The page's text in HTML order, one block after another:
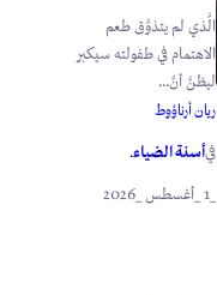
الَّذي لم يتذوَّق طعم
الاهتمام في طفولته سيكبر
ليظنَّ أنَّ...
ريان أرناؤوط
فيأسنة الضياء.